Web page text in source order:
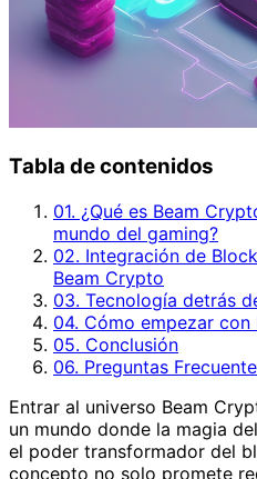
Tabla de contenidos
01. ¿Qué es Beam
mundo del gaming?
02. Integración de
Beam Crypto
03. Tecnología detrás
04. Cómo empezar
05. Conclusión
06. Preguntas
Entrar al universo Beam
un mundo donde la magia
el poder transformador del
concepto no solo promete